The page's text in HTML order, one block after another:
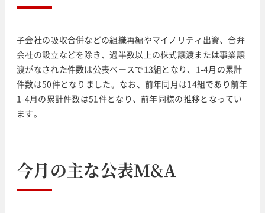
子会社の吸収合併などの組織再編やマイノリティ出資、合弁
会社の設立などを除き、過半数以上の株式譲渡または事業譲
渡がなされた件数は公表ベースで13組となり、1-4月の累計
件数は50件となりました。なお、前年同月は14組であり前年
1-4月の累計件数は51件となり、前年同様の推移となってい
ます。
今月の主な公表M&A